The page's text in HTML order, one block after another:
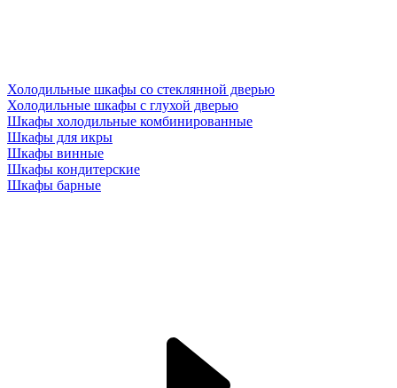
Холодильные шкафы со стеклянной дверью
Холодильные шкафы с глухой дверью
Шкафы холодильные комбинированные
Шкафы для икры
Шкафы винные
Шкафы кондитерские
Шкафы барные